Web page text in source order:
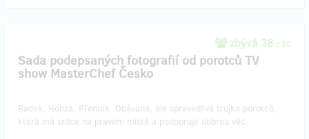
zbývá 38 z 50
Sada podepsaných fotografií od porotců TV
show MasterChef Česko
Radek, Honza, Přemek. Obávaná, ale spravedlivá trojka porotců,
která má srdce na pravém místě a podporuje dobrou věc.